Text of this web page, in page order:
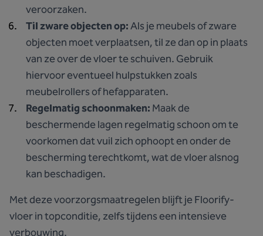
veroorzaken.
Til zware objecten op:Als je meubels of zware
objecten moet verplaatsen, til ze dan op in plaats
van ze over de vloer te schuiven. Gebruik
hiervoor eventueel hulpstukken zoals
meubelrollers of hefapparaten.
Regelmatig schoonmaken: Maak de
beschermende lagen regelmatig schoon om te
voorkomen dat vuil zich ophoopt en onder de
bescherming terechtkomt, wat de vloer alsnog
kan beschadigen.
Met deze voorzorgsmaatregelen blijft je Floorify-
vloer in topconditie, zelfs tijdens een intensieve
verbouwing.